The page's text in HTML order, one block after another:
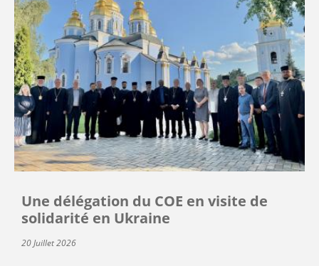
Une délégation du COE en visite de
solidarité en Ukraine
20 Juillet 2026